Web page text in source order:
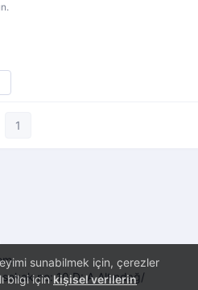
sunabilmek için, çerezler
bilgi içinkişisel verilerin
1
no: 10 D: A Altındağ/